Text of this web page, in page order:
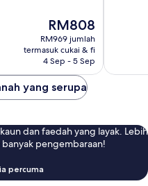
Harga
ialah
RM808
RM808
RM969 jumlah
termasuk cukai & fi
4 Sep - 5 Sep
yang serupa
dan faedah yang layak. Lebih
pengembaraan!
percuma